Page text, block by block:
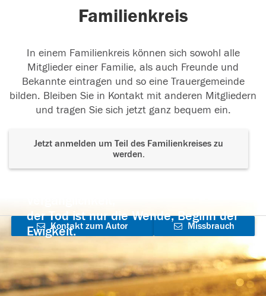
Familienkreis
In einem Familienkreis können sich sowohl alle
Mitglieder einer Familie, als auch Freunde und
Bekannte eintragen und so eine Trauergemeinde
bilden. Bleiben Sie in Kontakt mit anderen Mitgliedern
und tragen Sie sich jetzt ganz bequem ein.
Jetzt anmelden um Teil des Familienkreises zu
werden.
der Tod ist nur die Wende, Beginn der
Ewigkeit.
Kontakt zum Autor
aufnehmen
Missbrauch